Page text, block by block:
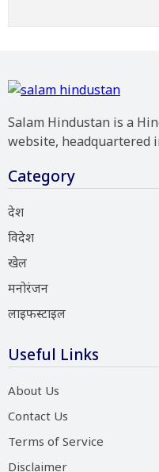
Salam Hindustan is a
website, headquartered
Category
देश
विदेश
खेल
मनोरंजन
लाइफस्टाइल
Useful Links
About Us
Contact Us
Terms of Service
Disclaimer